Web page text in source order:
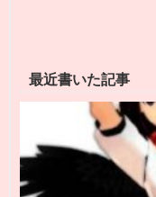
最近書いた記事